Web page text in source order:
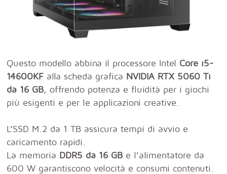
Questo modello abbina il processore Intel Core i5-
14600KF alla scheda grafica NVIDIA RTX 5060 Ti
da 16 GB, offrendo potenza e fluidità per i giochi
più esigenti e per le applicazioni creative.
L’SSD M.2 da 1 TB assicura tempi di avvio e
caricamento rapidi.
La memoria DDR5 da 16 GB e l’alimentatore da
600 W garantiscono velocità e consumi contenuti.